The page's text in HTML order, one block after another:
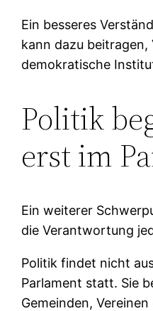
Ein besseres
kann dazu beitragen,
demokratische
Politik
erst im
Ein weiterer
die Verantwortung
Politik findet nicht
Parlament statt. Sie
Gemeinden, Vereinen